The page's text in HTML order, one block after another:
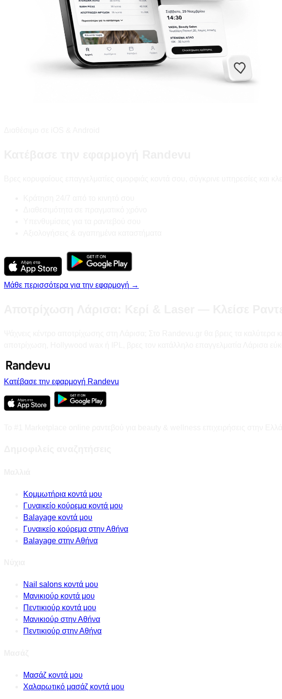
Μάθε περισσότερα για την εφαρμογή →
Κατέβασε την εφαρμογή Randevu
Κομμωτήρια κοντά μου
Γυναικείο κούρεμα κοντά μου
Balayage κοντά μου
Γυναικείο κούρεμα στην Αθήνα
Balayage στην Αθήνα
Nail salons κοντά μου
Μανικιούρ κοντά μου
Πεντικιούρ κοντά μου
Μανικιούρ στην Αθήνα
Πεντικιούρ στην Αθήνα
Μασάζ κοντά μου
Χαλαρωτικό μασάζ κοντά μου